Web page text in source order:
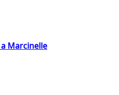
Marcinelle